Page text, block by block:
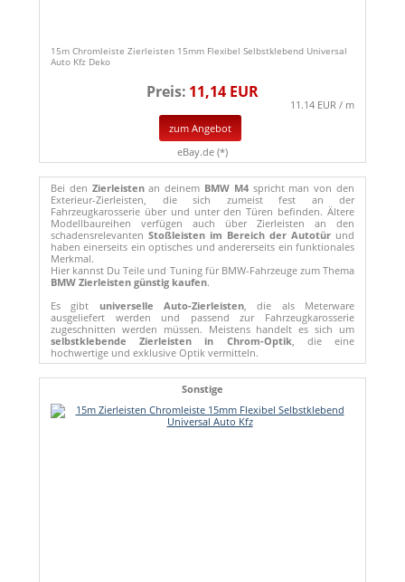
15m Chromleiste Zierleisten 15mm Flexibel Selbstklebend Universal
Auto Kfz Deko
Preis: 11,14 EUR
11.14 EUR / m
zum Angebot
eBay.de (*)
Bei den Zierleistenan deinem BMW M4spricht man von den
Exterieur-Zierleisten, die sich zumeist fest an der
Fahrzeugkarosserie über und unter den Türen befinden. Ältere
Modellbaureihen verfügen auch über Zierleisten an den
schadensrelevanten Stoßleisten im Bereich der Autotür und
haben einerseits ein optisches und andererseits ein funktionales
Merkmal.
Hier kannst Du Teile und Tuning für BMW-Fahrzeuge zum Thema
BMW Zierleisten günstig kaufen.
Es gibt universelle Auto-Zierleisten , die als Meterware
ausgeliefert werden und passend zur Fahrzeugkarosserie
zugeschnitten werden müssen. Meistens handelt es sich um
selbstklebende Zierleisten in Chrom-Optik, die eine
hochwertige und exklusive Optik vermitteln.
Sonstige